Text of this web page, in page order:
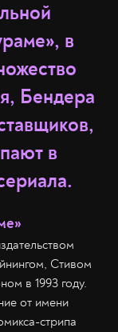
в
Бендера
в
Стивом
в 1993 году.
от имени
стрипа